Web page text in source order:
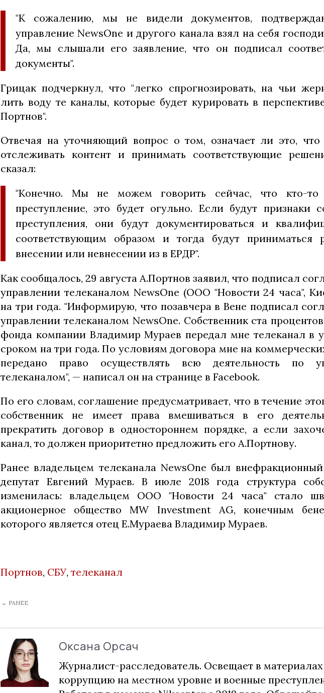
"К сожалению, мы не видели документов,
управление NewsOne и другого канала взял на себя
Да, мы слышали его заявление, что он подписал
документы".
Грицак подчеркнул, что "легко спрогнозировать, на чьи
лить воду те каналы, которые будет курировать в
Портнов".
Отвечая на уточняющий вопрос о том, означает ли это, что
отслеживать контент и принимать соответствующие
сказал:
"Конечно. Мы не можем говорить сейчас, что кто-то
преступление, это будет огульно. Если будут признаки
преступления, они будут документироваться и
соответствующим образом и тогда будут приниматься
внесении или невнесении из в ЕРДР".
Как сообщалось, 29 августа А.Портнов заявил, что подписал
управлении телеканалом NewsOne (ООО "Новости 24 часа",
на три года. "Информирую, что позавчера в Вене подписал
управлении телеканалом NewsOne. Собственник ста
фонда компании Владимир Мураев передал мне телеканал в
сроком на три года. По условиям договора мне на
передано право осуществлять всю деятельность по
телеканалом", — написал он на странице в Facebook.
По его словам, соглашение предусматривает, что в течение
собственник не имеет права вмешиваться в его
прекратить договор в одностороннем порядке, а если
канал, то должен приоритетно предложить его А.Портнову.
Ранее владельцем телеканала NewsOne был
депутат Евгений Мураев. В июле 2018 года структура
изменилась: владельцем ООО "Новости 24 часа" стало
акционерное общество MW Investment AG, конечным
которого является отец Е.Мураева Владимир Мураев.
Портнов, СБУ, телеканал
← РАНЕЕ
Оксана Орсач
Журналист-расследователь. Освещает в материалах
коррупцию на местном уровне и военные